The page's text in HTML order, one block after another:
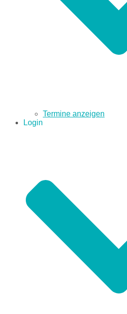
Termine anzeigen
Login